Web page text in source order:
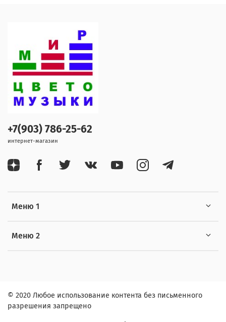
Меню 1
Меню 2
+7(903) 786-25-62
интернет-магазин
© 2020 Любое использование контента без письменного
разрешения запрещено